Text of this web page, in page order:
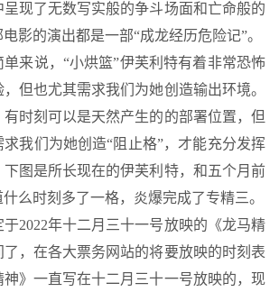
现了无数写实般的争斗场面和亡命般的
影的演出都是一部“成龙经历危险记”。
来说，“小烘篮”伊芙利特有着非常恐怖
但也尤其需求我们为她创造输出环境。
时刻可以是天然产生的的部署位置，但
我们为她创造“阻止格”，才能充分发挥
图是所长现在的伊芙利特，和五个月前
么时刻多了一格，炎爆完成了专精三。
2022年十二月三十一号放映的《龙马精
，在各大票务网站的将要放映的时刻表
神》一直写在十二月三十一号放映的，现